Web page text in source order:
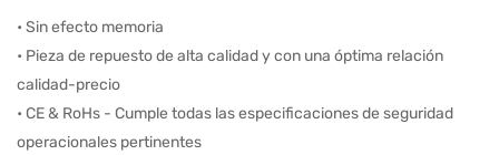
• Sin efecto memoria
• Pieza de repuesto de alta calidad y con una óptima relación
calidad-precio
• CE & RoHs - Cumple todas las especificaciones de seguridad
operacionales pertinentes